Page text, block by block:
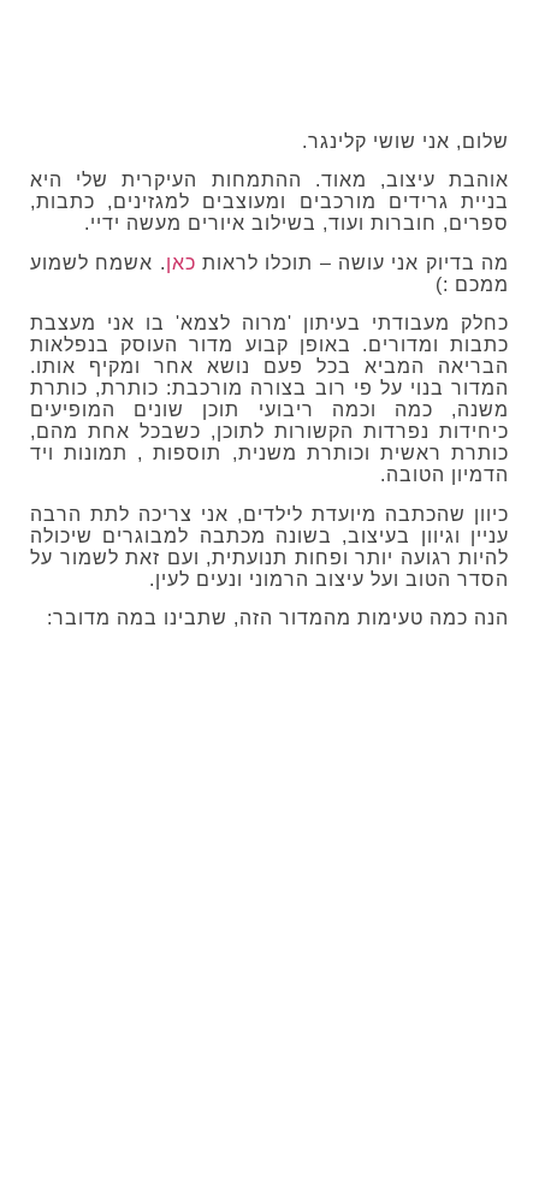
שלום, אני שושי קלינגר.
אוהבת עיצוב, מאוד. ההתמחות העיקרית שלי היא
בניית גרידים מורכבים ומעוצבים למגזינים, כתבות,
ספרים, חוברות ועוד, בשילוב איורים מעשה ידיי.
מה בדיוק אני עושה – תוכלו לראות כאן. אשמח לשמוע
ממכם :)
כחלק מעבודתי בעיתון 'מרוה לצמא' בו אני מעצבת
כתבות ומדורים. באופן קבוע מדור העוסק בנפלאות
הבריאה המביא בכל פעם נושא אחר ומקיף אותו.
המדור בנוי על פי רוב בצורה מורכבת: כותרת, כותרת
משנה, כמה וכמה ריבועי תוכן שונים המופיעים
כיחידות נפרדות הקשורות לתוכן, כשבכל אחת מהם,
כותרת ראשית וכותרת משנית, תוספות , תמונות ויד
הדמיון הטובה.
כיוון שהכתבה מיועדת לילדים, אני צריכה לתת הרבה
עניין וגיוון בעיצוב, בשונה מכתבה למבוגרים שיכולה
להיות רגועה יותר ופחות תנועתית, ועם זאת לשמור על
הסדר הטוב ועל עיצוב הרמוני ונעים לעין.
הנה כמה טעימות מהמדור הזה, שתבינו במה מדובר: